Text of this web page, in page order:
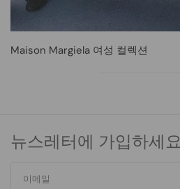
Maison Margiela 여성 컬렉션
뉴스레터에 가입하세요